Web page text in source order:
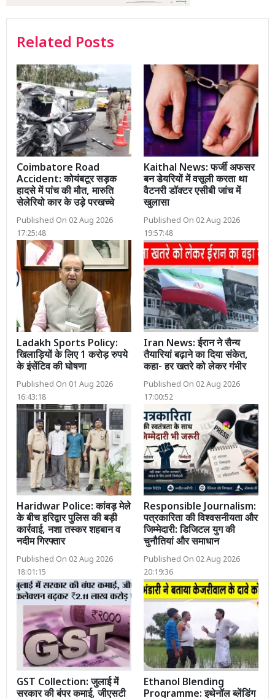
Related Posts
Coimbatore Road
Accident: कोयंबटूर सड़क
हादसे में पांच की मौत, मारुति
सेलेरियो कार के उड़े परखच्चे
Published On 02 Aug 2026
17:25:48
Kaithal News: फर्जी अफसर
बन डेयरियों में वसूली करता था
वैटनरी डॉक्टर एसीबी जांच में
खुलासा
Published On 02 Aug 2026
19:57:48
Ladakh Sports Policy:
खिलाड़ियों के लिए 1 करोड़ रुपये
के इंसेंटिव की घोषणा
Published On 01 Aug 2026
16:43:18
Iran News: ईरान ने सैन्य
तैयारियां बढ़ाने का दिया संकेत,
कहा- हर खतरे को लेकर गंभीर
Published On 02 Aug 2026
17:00:52
Haridwar Police: कांवड़ मेले
के बीच हरिद्वार पुलिस की बड़ी
कार्रवाई, नशा तस्कर शहबान व
नदीम गिरफ्तार
Published On 02 Aug 2026
18:01:15
Responsible Journalism:
पत्रकारिता की विश्वसनीयता और
जिम्मेदारी: डिजिटल युग की
चुनौतियां और समाधान
Published On 02 Aug 2026
20:19:36
GST Collection: जुलाई में
सरकार की बंपर कमाई, जीएसटी
Ethanol Blending
Programme: इथेनॉल ब्लेंडिंग